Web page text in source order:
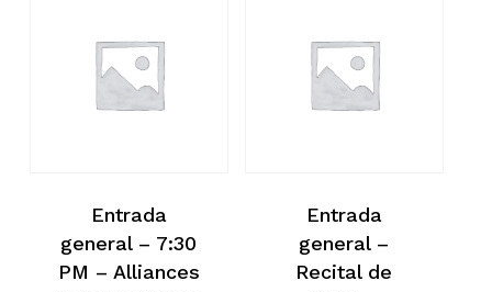
Entrada
general – 7:30
PM – Alliances
Entrada
general –
Recital de